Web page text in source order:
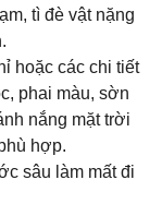
tì đè vật nặng
hoặc các chi tiết
phai màu, sờn
nắng mặt trời
hợp.
sâu làm mất đi